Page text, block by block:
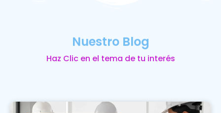
Nuestro Blog
Haz Clic en el tema de tu interés